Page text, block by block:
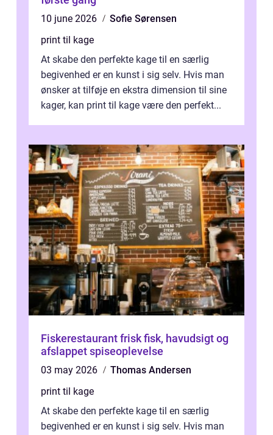
10 june 2026
Sofie Sørensen
print til kage
At skabe den perfekte kage til en særlig
begivenhed er en kunst i sig selv. Hvis man
ønsker at tilføje en ekstra dimension til sine
kager, kan print til kage være den perfekt...
Fiskerestaurant frisk fisk, havudsigt og
afslappet spiseoplevelse
03 may 2026
Thomas Andersen
print til kage
At skabe den perfekte kage til en særlig
begivenhed er en kunst i sig selv. Hvis man